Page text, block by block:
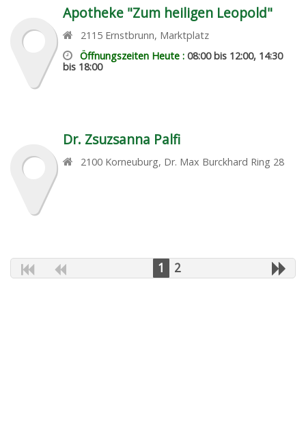
Apotheke "Zum heiligen Leopold"
2115 Ernstbrunn, Marktplatz
Öffnungszeiten Heute :08:00 bis 12:00, 14:30
bis 18:00
Dr. Zsuzsanna Palfi
2100 Korneuburg, Dr. Max Burckhard Ring 28
1 2